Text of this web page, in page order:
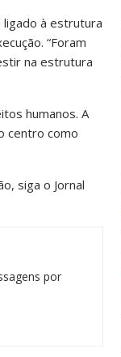
ligado à estrutura
“Foram
na estrutura
humanos. A
centro como
siga o Jornal
por